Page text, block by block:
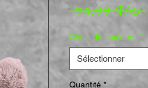
34,99 $AU
Choix de couleurs *
Sélectionner
Quantité *